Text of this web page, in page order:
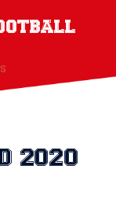
2020